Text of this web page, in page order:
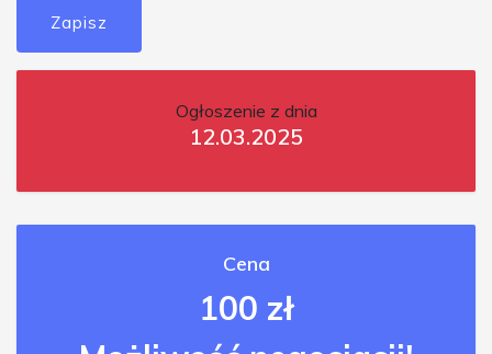
Zapisz
Ogłoszenie z dnia
12.03.2025
Cena
100 zł